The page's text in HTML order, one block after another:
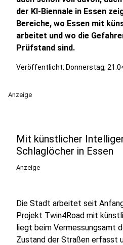
der KI-Biennale in Essen
Bereiche, wo Essen mit
arbeitet und wo die
Prüfstand sind.
Veröffentlicht: Donnerstag,
Anzeige
Mit künstlicher
Schlaglöcher in Essen
Anzeige
Die Stadt arbeitet seit
Projekt Twin4Road mit
liegt beim Vermessungsamt
Zustand der Straßen erfasst